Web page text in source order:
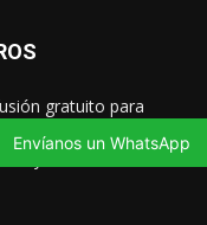
gratuito para
noticias de artes
y contenido valioso
Envíanos un WhatsApp